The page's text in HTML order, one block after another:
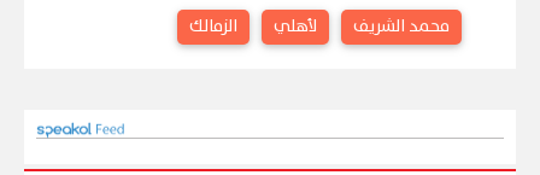
محمد الشريف لأهلي الزمالك